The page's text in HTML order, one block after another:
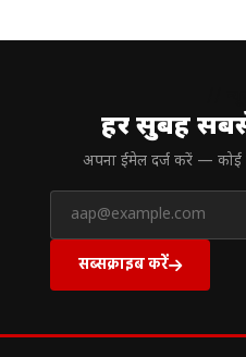
हर सुबह
अपना ईमेल दर्ज करें — कोई
सब्सक्राइब करें